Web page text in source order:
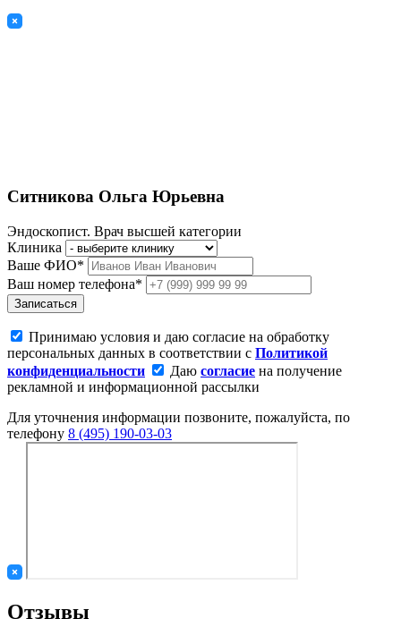
Ситникова Ольга Юрьевна
Эндоскопист. Врач высшей категории
Клиника
Ваше ФИО*
Ваш номер телефона*
Записаться
Принимаю условия и даю согласие на обработку
персональных данных в соответствии с Политикой
конфиденциальности
Даю согласие на получение
рекламной и информационной рассылки
Для уточнения информации позвоните, пожалуйста, по
телефону 8 (495) 190-03-03
Отзывы